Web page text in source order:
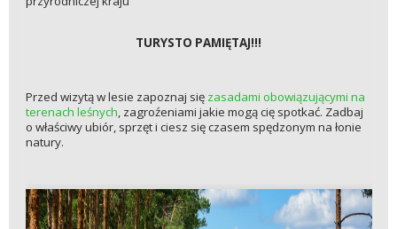
TURYSTO PAMIĘTAJ!!!
Przed wizytą w lesie zapoznaj się zasadami obowiązującymi na
terenach leśnych, zagroźeniami jakie mogą cię spotkać. Zadbaj
o właściwy ubiór, sprzęt i ciesz się czasem spędzonym na łonie
natury.